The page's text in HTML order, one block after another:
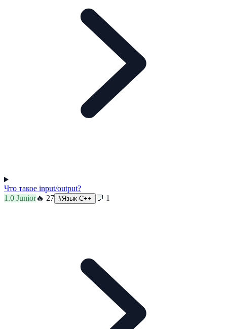
Что такое input/output?
1.0 Junior🔥 27 #Язык C++ 💬 1